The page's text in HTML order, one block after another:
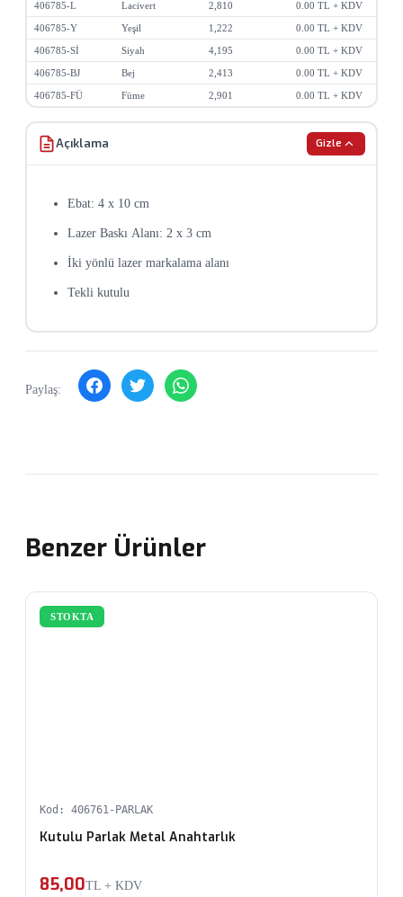
Baskılı ürünlerde minimum sipariş adedi uygulanmaktadır.
Stok durumu anlık olarak değişebilir, sipariş öncesi teyit
alınız.
Toplu siparişlerde özel fiyat teklifi için bizimle iletişime
geçin.
406785-L Lacivert 2,810 0.00 TL + KDV
406785-Y Yeşil 1,222 0.00 TL + KDV
406785-Sİ Siyah 4,195 0.00 TL + KDV
406785-BJ Bej 2,413 0.00 TL + KDV
406785-FÜ Füme 2,901 0.00 TL + KDV
Açıklama Gizle
Ebat: 4 x 10 cm
Lazer Baskı Alanı: 2 x 3 cm
İki yönlü lazer markalama alanı
Tekli kutulu
Paylaş:
Benzer Ürünler
STOKTA
Kod: 406761-PARLAK
Kutulu Parlak Metal Anahtarlık
85,00TL + KDV